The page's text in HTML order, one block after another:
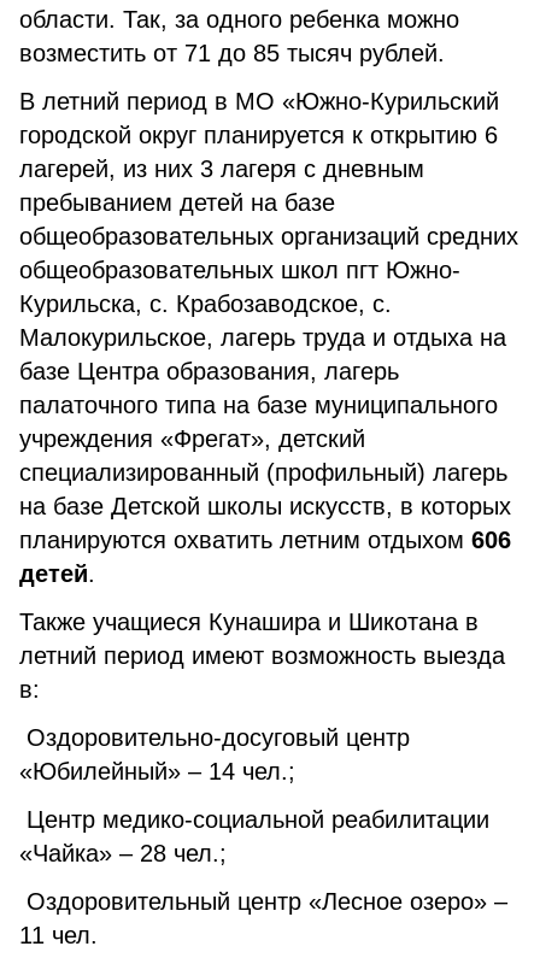
области. Так, за одного ребенка можно
возместить от 71 до 85 тысяч рублей.
В летний период в МО «Южно-Курильский
городской округ планируется к открытию 6
лагерей, из них 3 лагеря с дневным
пребыванием детей на базе
общеобразовательных организаций средних
общеобразовательных школ пгт Южно-
Курильска, с. Крабозаводское, с.
Малокурильское, лагерь труда и отдыха на
базе Центра образования, лагерь
палаточного типа на базе муниципального
учреждения «Фрегат», детский
специализированный (профильный) лагерь
на базе Детской школы искусств, в которых
планируются охватить летним отдыхом 606
детей.
Также учащиеся Кунашира и Шикотана в
летний период имеют возможность выезда
в:
Оздоровительно-досуговый центр
«Юбилейный» – 14 чел.;
Центр медико-социальной реабилитации
«Чайка» – 28 чел.;
Оздоровительный центр «Лесное озеро» –
11 чел.